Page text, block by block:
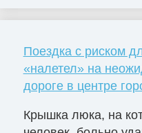
Поездка с риском
«налетел» на
дороге в центре
Крышка люка, на